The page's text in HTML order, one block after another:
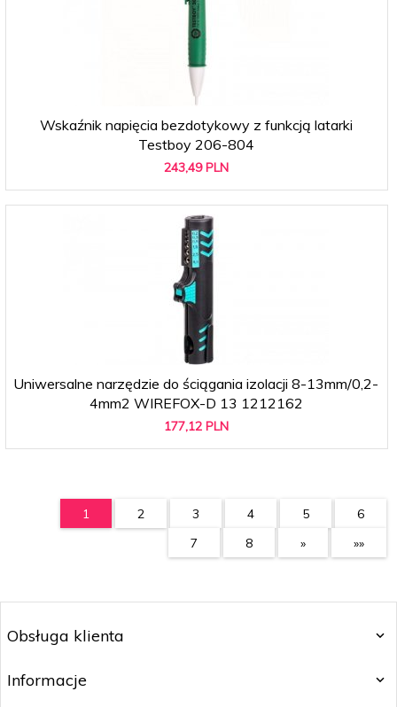
Wskaźnik napięcia bezdotykowy z funkcją latarki
Testboy 206-804
243,49 PLN
Uniwersalne narzędzie do ściągania izolacji 8-13mm/0,2-
4mm2 WIREFOX-D 13 1212162
177,12 PLN
1 2 3 4 5
6
7
8 » »»
Obsługa klienta
Informacje